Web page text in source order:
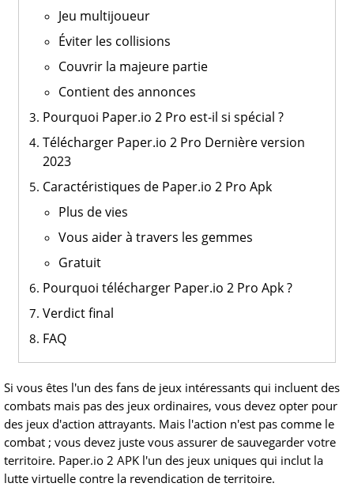
Jeu multijoueur
Éviter les collisions
Couvrir la majeure partie
Contient des annonces
Pourquoi Paper.io 2 Pro est-il si spécial ?
Télécharger Paper.io 2 Pro Dernière version
2023
Caractéristiques de Paper.io 2 Pro Apk
Plus de vies
Vous aider à travers les gemmes
Gratuit
Pourquoi télécharger Paper.io 2 Pro Apk ?
Verdict final
FAQ
Si vous êtes l'un des fans de jeux intéressants qui incluent des
combats mais pas des jeux ordinaires, vous devez opter pour
des jeux d'action attrayants. Mais l'action n'est pas comme le
combat ; vous devez juste vous assurer de sauvegarder votre
territoire. Paper.io 2 APK l'un des jeux uniques qui inclut la
lutte virtuelle contre la revendication de territoire.